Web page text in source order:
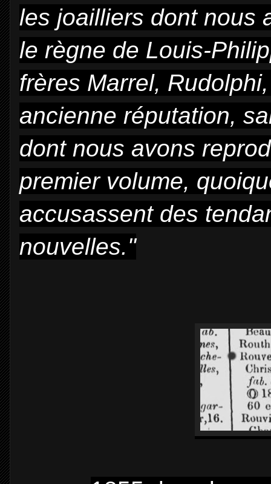
les joailliers dont nous
le règne de Louis-
frères Marrel,
ancienne réputation,
dont nous avons
premier volume,
accusassent des
nouvelles."